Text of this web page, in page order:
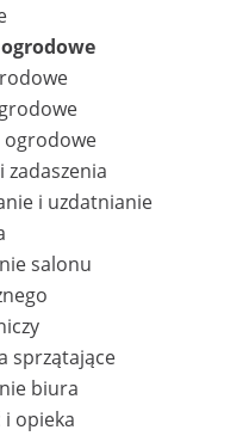
ogrodowe
ogrodowe
zadaszenia
i uzdatnianie
salonu
sprzątające
biura
opieka